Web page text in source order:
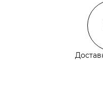
Курьерская
Самовывоз из
Самовывоз из